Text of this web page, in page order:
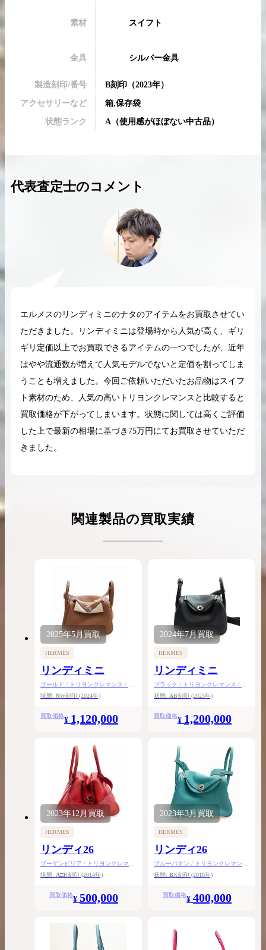
希少なリザード素材のバーキンの買取価格や
高く売るためのポイントを徹底解説
コラムをさらにみる
素材 スイフト
金具 シルバー金具
製造刻印/番号 B刻印 （2023年）
アクセサリーなど 箱,保存袋
状態ランク A （使用感がほぼない中古品）
代表査定士のコメント
エルメスのリンディミニのナタのアイテムをお買取させてい
ただきました。リンディミニは登場時から人気が高く、ギリ
ギリ定価以上でお買取できるアイテムの一つでしたが、近年
はやや流通数が増えて人気モデルでないと定価を割ってしま
うことも増えました。今回ご依頼いただいたお品物はスイフ
ト素材のため、人気の高いトリヨンクレマンスと比較すると
買取価格が下がってしまいます。状態に関しては高くご評価
した上で最新の相場に基づき75万円にてお買取させていただ
きました。
関連製品の買取実績
2025年5月買取
HERMES
リンディミニ
ゴールド / トリヨンクレマンス / シ
ルバー金具
状態: NW刻印 (2024年)
買取価格¥ 1,120,000
2024年7月買取
HERMES
リンディミニ
ブラック / トリヨンクレマンス / ゴ
ールド金具
状態: AB刻印 (2023年)
買取価格¥ 1,200,000
2023年12月 買取
HERMES
リンディ26
ブーゲンビリア / トリヨンクレマン
ス / シルバー金具
状態: A□R刻印 (2014年)
買取価格¥ 500,000
2023年3月買取
HERMES
リンディ26
ブルーパオン / トリヨンクレマンス
/ シルバー金具
状態: BX刻印 (2016年)
買取価格¥ 400,000